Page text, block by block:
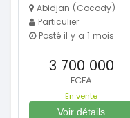
Abidjan (Cocody)
Particulier
Posté il y a 1 mois
3 700 000
FCFA
En vente
Voir détails